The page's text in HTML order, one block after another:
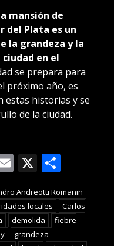
mansión de
del Plata es un
la grandeza y la
en el
se prepara para
próximo año, es
estas historias y se
de la ciudad.
Email
X
Andreotti Romanin
locales
Carlos
demolida
fiebre
grandeza